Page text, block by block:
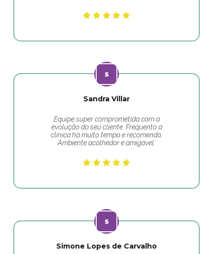
Sandra Villar
Equipe super comprometida com a
evolução do seu cliente. Frequento a
clínica há muito tempo e recomendo.
Ambiente acolhedor e amigável.
Simone Lopes de Carvalho